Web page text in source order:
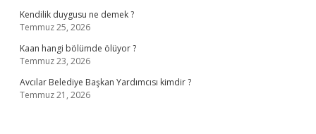
Kendilik duygusu ne demek ?
Temmuz 25, 2026
Kaan hangi bölümde ölüyor ?
Temmuz 23, 2026
Avcılar Belediye Başkan Yardımcısı kimdir ?
Temmuz 21, 2026